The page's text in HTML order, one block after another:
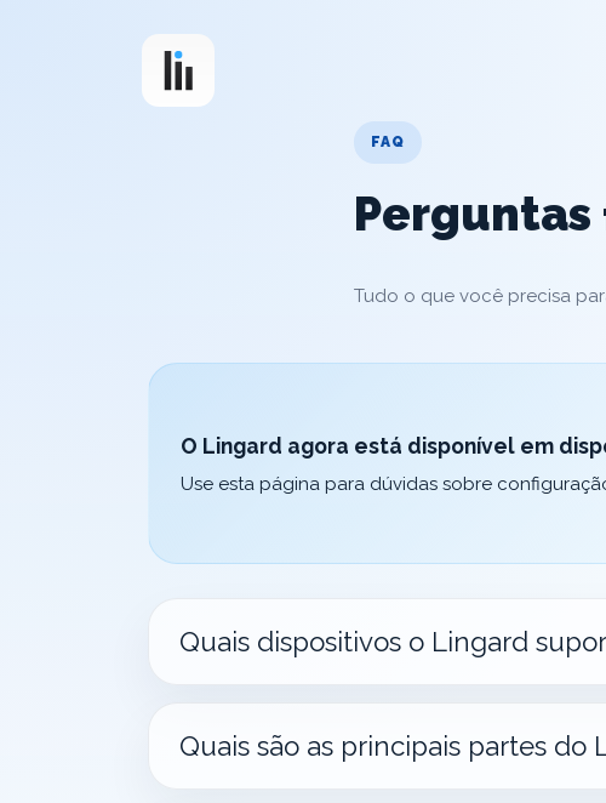
FAQ
Tudo o que você precisa
O Lingard agora está disponível em
Use esta página para dúvidas sobre
Quais dispositivos o Lingard
Quais são as principais partes do